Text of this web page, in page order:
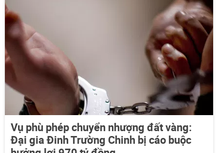
Vụ phù phép chuyển nhượng đất vàng:
Đại gia Đinh Trường Chinh bị cáo buộc